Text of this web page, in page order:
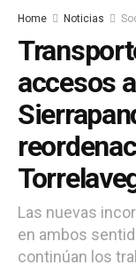
Home Noticias
accesos
Las nuevas
en ambos
continúan los